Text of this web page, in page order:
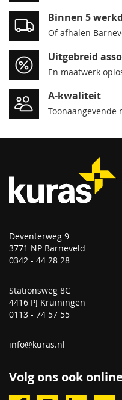
Binnen 5
Of afhalen
Uitgebreid
En maatwerk
A-kwaliteit
Toonaangevende
Deventerweg 9
3771 NP Barneveld
0342 - 44 28 28
Stationsweg 8C
4416 PJ Kruiningen
0113 - 74 57 55
info@kuras.nl
Volg ons ook online